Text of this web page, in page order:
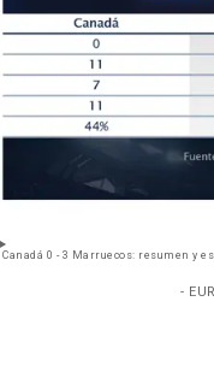
Canadá 0 - 3 Marruecos: resumen y
-